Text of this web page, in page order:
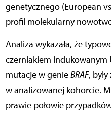
genetycznego (European
profil molekularny
Analiza wykazała, że
czerniakiem indukowanym
mutacje w genieBRAF,
w analizowanej kohorcie.
prawie połowie